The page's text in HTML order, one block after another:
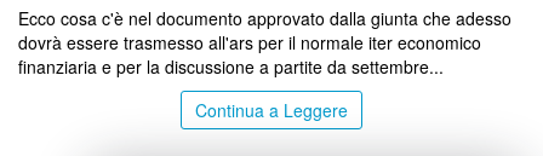
Ecco cosa c'è nel documento approvato dalla giunta che adesso
dovrà essere trasmesso all'ars per il normale iter economico
finanziaria e per la discussione a partite da settembre...
Continua a Leggere